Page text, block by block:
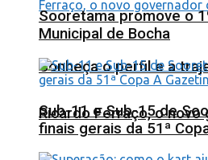
Conheça o perfil e a
Ricardo Ferraço, o novo
Sooretama promove o
Municipal de Bocha
Sub-11 e Sub-15 de
finais gerais da 51ª